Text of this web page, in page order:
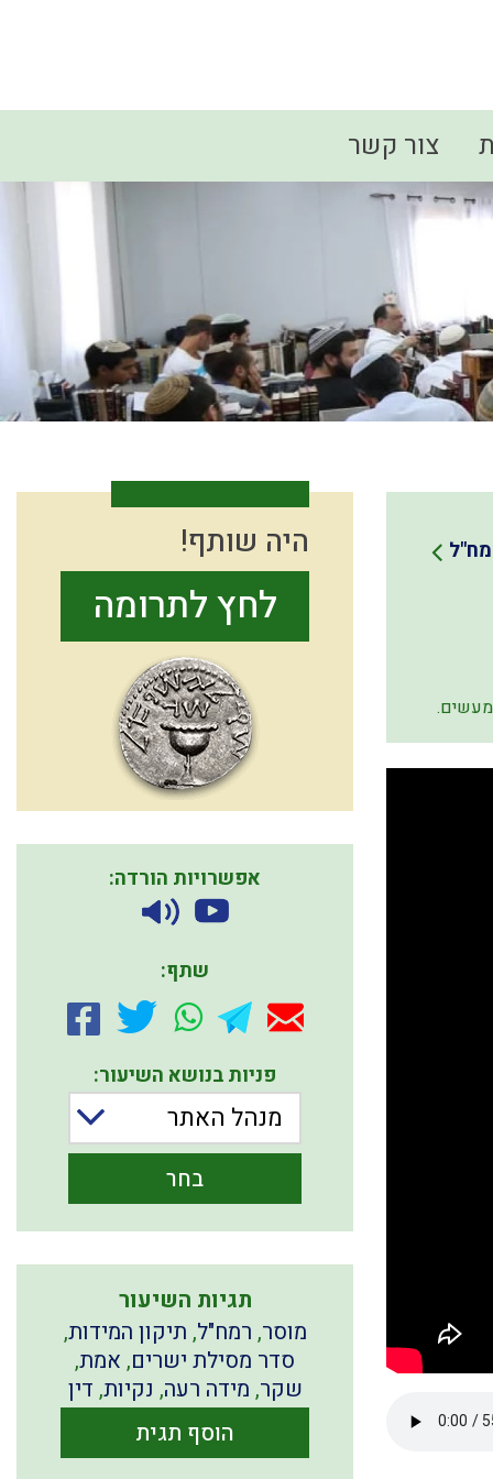
צור קשר
היה שותף!
לחץ לתרומה
אפשרויות הורדה:
שתף:
פניות בנושא השיעור:
מנהל האתר
בחר
תגיות השיעור
מוסר, רמח"ל, תיקון המידות,
סדר מסילת ישרים, אמת,
שקר, מידה רעה, נקיות, דין
הוסף תגית